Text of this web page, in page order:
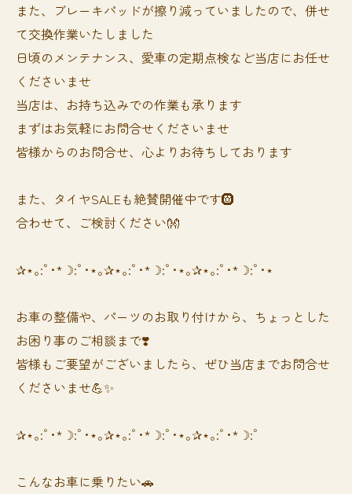
また、ブレーキパッドが擦り減っていましたので、併せ
て交換作業いたしました
日頃のメンテナンス、愛車の定期点検など当店にお任せ
くださいませ
当店は、お持ち込みでの作業も承ります
まずはお気軽にお問合せくださいませ
皆様からのお問合せ、心よりお待ちしております
また、タイヤSALEも絶賛開催中です🛞
合わせて、ご検討ください👐
✰⋆｡:ﾟ･*☽:ﾟ･⋆｡✰⋆｡:ﾟ･*☽:ﾟ･⋆｡✰⋆｡:ﾟ･*☽:ﾟ･⋆
お車の整備や、パーツのお取り付けから、ちょっとした
お困り事のご相談まで❣️
皆様もご要望がございましたら、ぜひ当店までお問合せ
くださいませ💪✨
✰⋆｡:ﾟ･*☽:ﾟ･⋆｡✰⋆｡:ﾟ･*☽:ﾟ･⋆｡✰⋆｡:ﾟ･*☽:ﾟ
⁡⁡⁡こんなお車に乗りたい🚗